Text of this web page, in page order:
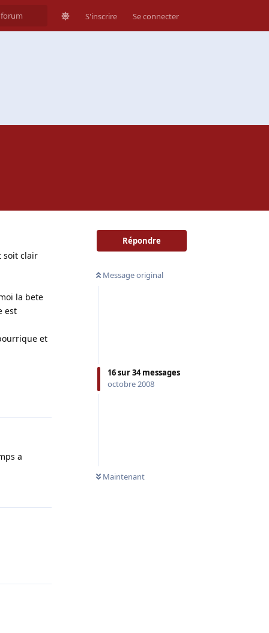
S'inscrire Se connecter
Répondre
Message original
16sur34messages
octobre 2008
Maintenant
soit clair
la bete
est
et
a